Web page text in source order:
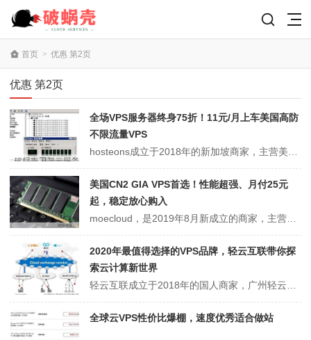
首页 > 优惠 第2页
优惠 第2页
全场VPS服务器终身75折！11元/月上车美国高防
不限流量VPS
美国CN2 GIA VPS首选！性能超强、月付25元
起，稳定放心购入
2020年最值得选择的VPS品牌，轻云互联带你探
索云计算新世界
全球云VPS性价比爆棚，速度优秀适合做站